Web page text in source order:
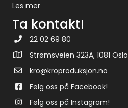
Les mer
Ta kontakt!
22 02 69 80
Strømsveien 323A, 1081 Oslo
kro@kroproduksjon.no
Følg oss på Facebook!
Følg oss på Instagram!